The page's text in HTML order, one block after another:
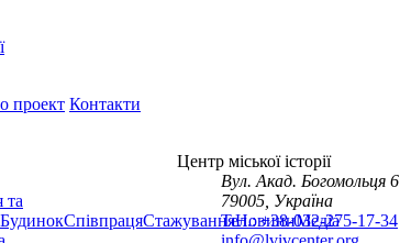
проект Контакти
та
БудинокСпівпрацяСтажуванняНовиниМедіа
Центр міської історії
Вул. Акад. Богомольця 6
79005, Україна
Тел.: +38-032-275-17-34